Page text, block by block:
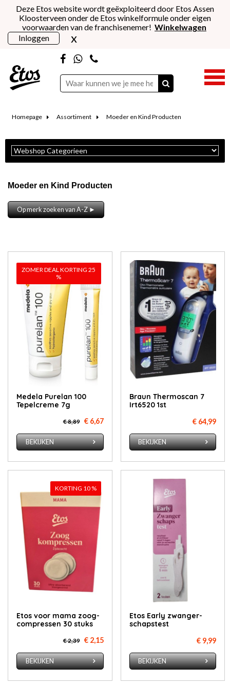
Deze Etos website wordt geëxploiteerd door Etos Assen
Kloosterveen onder de Etos winkelformule onder eigen
voorwaarden van de franchisenemer! Winkelwagen
Inloggen
x
Homepage Assortiment Moeder en Kind Producten
Moeder en Kind Producten
Op merk zoeken van A-Z ►
ZOMER DEAL KORTING 25
%
Medela Purelan 100
Tepelcreme 7g
€ 8,89 € 6,67
BEKIJKEN
Braun Thermoscan 7
Irt6520 1st
€ 64,99
BEKIJKEN
KORTING 10 %
Etos voor ma­ma zoog­
com­pres­sen 30 stuks
€ 2,39 € 2,15
BEKIJKEN
Etos Ear­ly zwan­ger­
schaps­test
€ 9,99
BEKIJKEN